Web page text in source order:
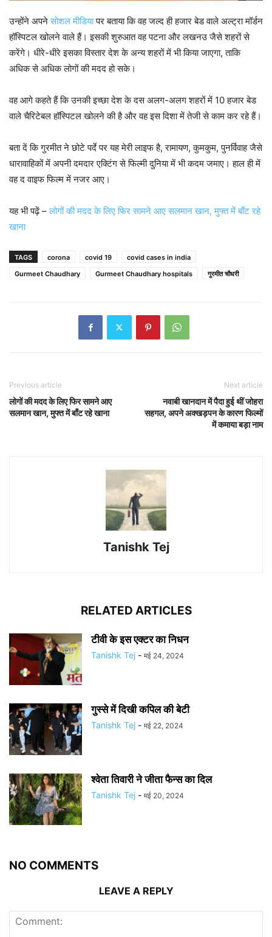
उन्होंने अपनेसोशल मीडियापर बताया कि वह जल्द ही हजार बेड वाले अल्ट्रा मॉर्डन
हॉस्पिटल खोलने वाले हैं। इसकी शुरुआत वह पटना और लखनउ जैसे शहरों से
करेंगे। धीरे-धीरे इसका विस्तार देश के अन्य शहरों में भी किया जाएगा, ताकि
अधिक से अधिक लोगों की मदद हो सके।
वह आगे कहते हैं कि उनकी इच्छा देश के दस अलग-अलग शहरों में 10 हजार बेड
वाले चैरिटेबल हॉस्पिटल खोलने की है और वह इस दिशा में तेजी से काम कर रहे हैं।
बता दें कि गुरमीत ने छोटे पर्दे पर यह मेरी लाइफ है, रामायण, कुमकुम, पुनर्विवाह जैसे
धारावाहिकों में अपनी दमदार एक्टिंग से फिल्मी दुनिया में भी कदम जमाए। हाल ही में
वह द वाइफ फिल्म में नजर आए।
यह भी पढ़ें –लोगों की मदद के लिए फिर सामने आए सलमान खान, मुफ्त में बाँट रहे
खाना
TAGS corona covid 19
covid cases in india
Gurmeet Chaudhary
Gurmeet Chaudhary hospitals गुरमीत चौधरी
Previous article
लोगों की मदद के लिए फिर सामने आए
सलमान खान, मुफ्त में बाँट रहे खाना
Next article
नवाबी खानदान में पैदा हुई थीं जोहरा
सहगल, अपने अक्खड़पन के कारण फिल्मों
में कमाया बड़ा नाम
Tanishk Tej
RELATED ARTICLES
टीवी के इस एक्टर का निधन
Tanishk Tej - मई 24, 2024
गुस्से में दिखी कपिल की बेटी
Tanishk Tej - मई 22, 2024
श्वेता तिवारी ने जीता फैन्स का दिल
Tanishk Tej - मई 20, 2024
NO COMMENTS
LEAVE A REPLY